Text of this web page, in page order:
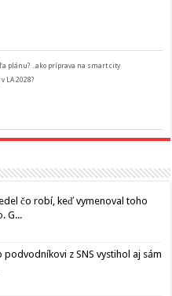
plánu? ..ako príprava na smart city
LA 2028?
čo robí, keď vymenoval toho
G...
z SNS vystihol aj sám